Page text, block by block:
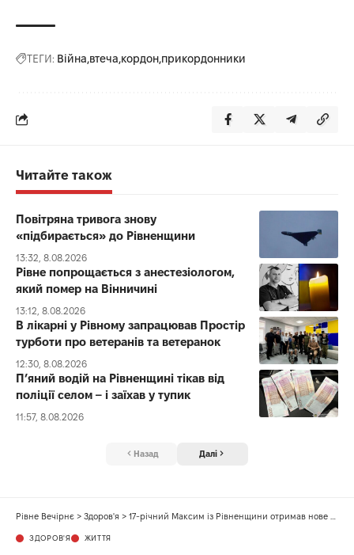
ТЕГИ: Війна втеча кордон прикордонники
Читайте також
Повітряна тривога знову
«підбирається» до Рівненщини
13:32, 8.08.2026
Рівне попрощається з анестезіологом,
який помер на Вінничині
13:12, 8.08.2026
В лікарні у Рівному запрацював Простір
турботи про ветеранів та ветеранок
12:30, 8.08.2026
П’яний водій на Рівненщині тікав від
поліції селом – і заїхав у тупик
11:57, 8.08.2026
Назад Далі
Рівне Вечірнє > Здоров'я > 17-річний Максим із Рівненщини отримав нове серце і мріє стати програмістом
ЗДОРОВ'Я ЖИТТЯ